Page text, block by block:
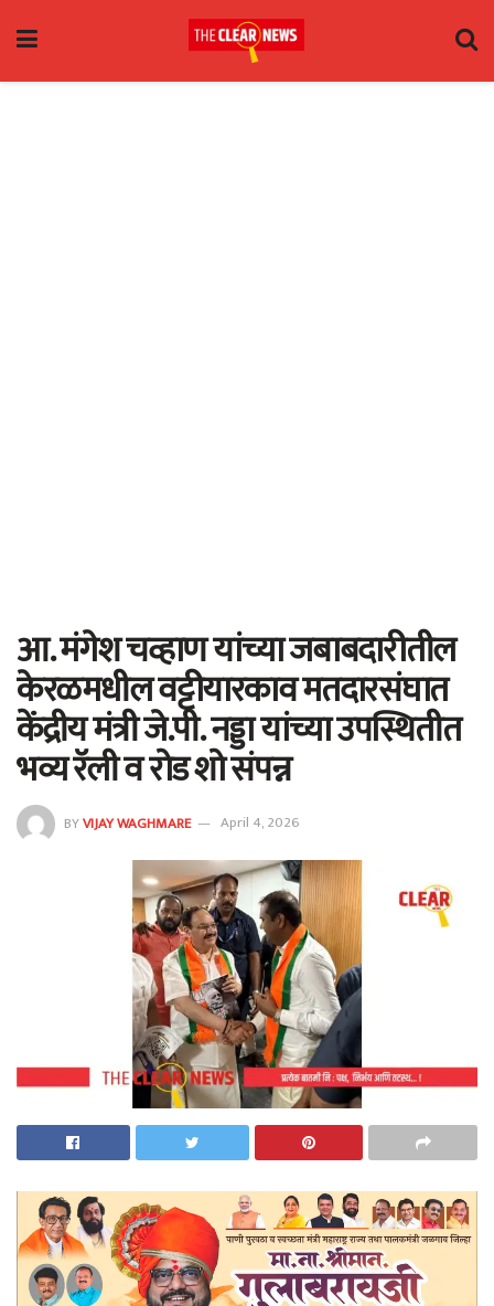
आ. मंगेश चव्हाण यांच्या जबाबदारीतील
केरळमधील वट्टीयारकाव मतदारसंघात
केंद्रीय मंत्री जे.पी. नड्डा यांच्या उपस्थितीत
भव्य रॅली व रोड शो संपन्न
BYVIJAY WAGHMARE April 4, 2026